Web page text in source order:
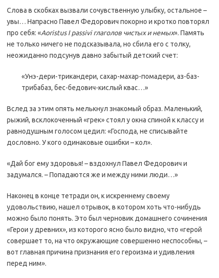
Слова в скобках вызвали сочувственную улыбку, остальное –
увы… Напрасно Павел Федорович покорно и кротко повторял
про себя: «Aoristus I passivi глаголов чистых и немых». Память
не только ничего не подсказывала, но сбила его с толку,
неожиданно подсунув давно забытый детский счет:
«Унэ-дери-трикандери, сахар-махар-помадери, аз-баз-
трибабаз, бес-бедович-кислый квас…»
Вслед за этим опять мелькнул знакомый образ. Маленький,
рыжий, всклокоченный «грек» стоял у окна спиной к классу и
равнодушным голосом цедил: «Господа, не списывайте
дословно. У кого одинаковые ошибки – кол».
«Дай бог ему здоровья! – вздохнул Павел Федорович и
задумался. – Попадаются же и между ними люди…»
Наконец в конце тетради он, к искреннему своему
удовольствию, нашел отрывок, в котором хоть что-нибудь
можно было понять. Это был черновик домашнего сочинения
«Герои у древних», из которого ясно было видно, что «герой
совершает то, на что окружающие совершенно неспособны, –
вот главная причина признания его героизма и удивления
перед ним».